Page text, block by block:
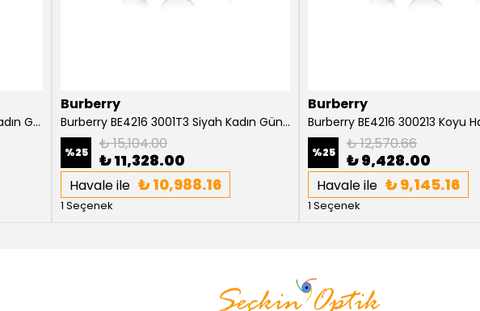
Burberry BE4216 30018G - Siyah Kadın Güneş Gözlüğü
Burberry
Burberry BE4216 3001T3 Siyah Kadın Güneş Gözlüğü
%25 ₺ 15,104.00
₺ 11,328.00
Havale ile ₺ 10,988.16
1 Seçenek
Burberry
%25 ₺ 12,570.66
₺ 9,428.00
Havale ile ₺ 9,145.16
1 Seçenek